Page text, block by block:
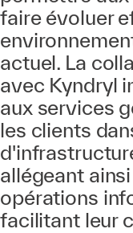
faire évoluer
actuel. La
avec Kyndryl
aux services
les clients
allégeant
opérations
facilitant leur